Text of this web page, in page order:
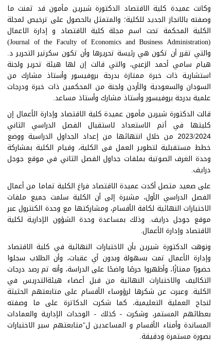
وكانت عميدة كلية الاقتصاد الدكتورة شيرين مأمون قد ثمنت ما
وصفته بالانجاز الجديد للكلية؛ والمتمثل بالحصول على ترخيص لمجلة
الكلية المحكمة تحت اسم مجلة كلية الاقتصاد و إدارة الاعمال
(Journal of the Faculty of Economics and Business Administration)
والتي تقرر أن تكون هي رئيسة تحريرها وأن تكون سكرتیر التحریر د.
هيام سامي أحمد الزعبي، والتي قالت إن لها هيئة تحریر ولجنة
استشارية ذات خبرۃ ممتازۃ بدرجة بروفیسور وأستاذ مشارك من
السودان والسعودية والأردن ولجنة من المحكمین ذات خبرۃ ودرجات
علمية بدرجة بروفیسور وأستاذ مشارك وأستاذ مساعد.
قالت الدكتورة شيرين مأمون عميدة كلية الاقتصاد وإدارة الأعمال إن
كليتها في أتم الاستعداد لاستقبال الفصل الدراسي الثاني
2023/2024 من خلال انتهائها من إعداد الجداول الدراسية ووضع
خطط مستقبلية لتطویر العمل فی الكلية، وقيام الكلية بمشاركة
وحدة الغرف الصوتية بملفات جداول الفصل الثاني في موقع جوجل
درايف.
على صعيد متصل أكدت عميدة الاقتصاد فراغ الكلية تماما من أعمال
الفصل الدراسي الأول، مشيرة إلى أن الكلية سلمت جميع ملفات
الاختبارات النهائية لكافة الأقسام، ومشاركتها مع وحدة الكنترول عبر
موقع جوجل درايف. وذلك بمساعدة وحدة الشؤون الإدارية لكلية
الاقتصاد وإدارۃ الأعمال.
ونوهت الدكتورة شيرين بأن الاختبارات النهائية في كلية الاقتصاد
وإدارة الأعمال تمت بسهولة وبدون أي عقبات، وأن الطلاب سجلوا
حضورًا ممتازًا، وأظهروا حرصًا واضحًا على الدراسة، وأنه تم رصد درجات
التكاليف والاختبارات النهائية من قبل أعضاء هيئةالتدريس في
الكلية. وعبرت عن شكرها لرؤوساء الأقسام علی متابعتهم الحثيثة
لنجاح العملية التعليمية، كما شكرت الدكاترۃ علی ما وصفته
بعطائهم المستمر، وشكرت - كذلك - الوحدات الإدارية والعمادات
المساندۃ وأمناء الأقسام و المساعدین ل"متابعتهم سیر الاختبارات
بصورۃ مستمرۃ ودقیقة.